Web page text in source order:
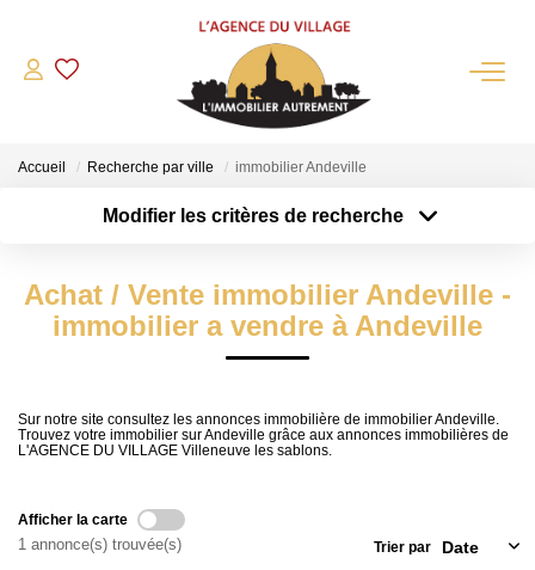
QUI SOMMES-NOUS?
L'agence
Notre Équipe
Nos Partenaires
NOS ACTUALITÉS
ACHETER
Locaux Commerciaux
Accueil Recherche par ville immobilier Andeville
Modifier les critères de recherche
Sélectionnez...
Type de bien
Surface min
Créer une alerte
Achat / Vente immobilier Andeville -
immobilier a vendre à Andeville
Sur notre site consultez les annonces immobilière de immobilier Andeville.
Trouvez votre immobilier sur Andeville grâce aux annonces immobilières de
L'AGENCE DU VILLAGE Villeneuve les sablons.
Afficher la carte
1 annonce(s) trouvée(s) Trier par